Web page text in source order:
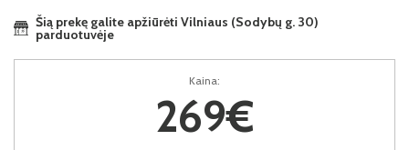
Šią prekę galite apžiūrėti Vilniaus (Sodybų g. 30)
parduotuvėje
Kaina:
269€